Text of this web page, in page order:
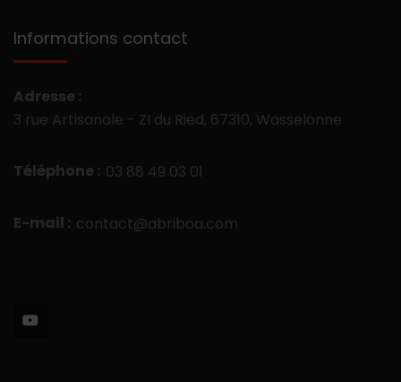
Informations contact
Adresse :
3 rue Artisanale - ZI du Ried, 67310, Wasselonne
Téléphone : 03 88 49 03 01
E-mail : contact@abriboa.com